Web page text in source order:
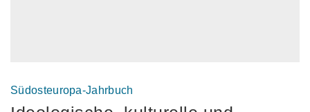
Südosteuropa-Jahrbuch